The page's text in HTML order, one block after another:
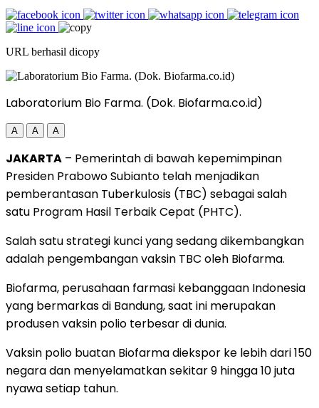
URL berhasil dicopy
Laboratorium Bio Farma. (Dok. Biofarma.co.id)
A A A
JAKARTA – Pemerintah di bawah kepemimpinan
Presiden Prabowo Subianto telah menjadikan
pemberantasan Tuberkulosis (TBC) sebagai salah
satu Program Hasil Terbaik Cepat (PHTC).
Salah satu strategi kunci yang sedang dikembangkan
adalah pengembangan vaksin TBC oleh Biofarma.
Biofarma, perusahaan farmasi kebanggaan Indonesia
yang bermarkas di Bandung, saat ini merupakan
produsen vaksin polio terbesar di dunia.
Vaksin polio buatan Biofarma diekspor ke lebih dari 150
negara dan menyelamatkan sekitar 9 hingga 10 juta
nyawa setiap tahun.